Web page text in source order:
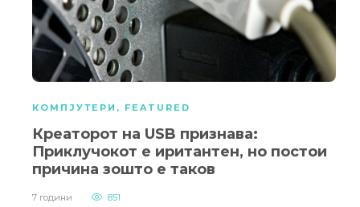
КОМПЈУТЕРИ , FEATURED
Креаторот на USB признава:
Приклучокот е иритантен, но постои
причина зошто е таков
7 години 851